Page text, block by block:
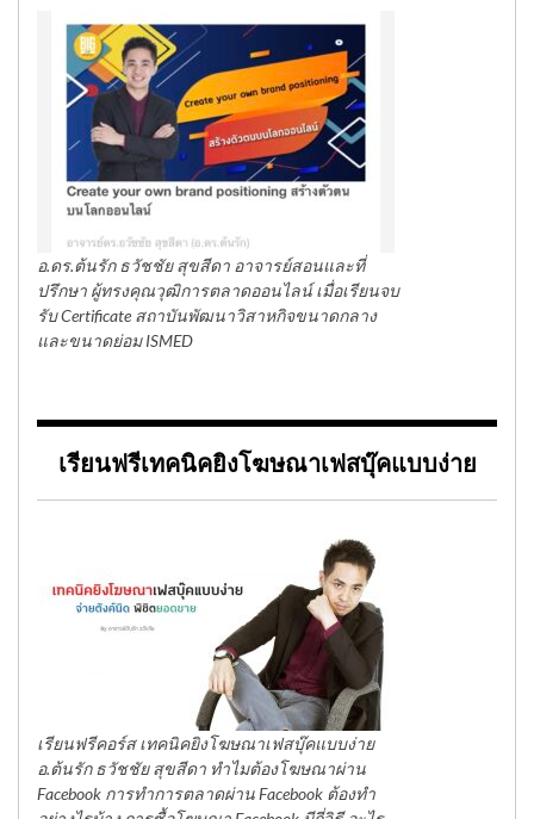
อ.ดร.ต้นรัก ธวัชชัย สุขสีดา อาจารย์สอนและที่
ปรึกษา ผู้ทรงคุณวุฒิการตลาดออนไลน์ เมื่อเรียนจบ
รับ Certificate สถาบันพัฒนาวิสาหกิจขนาดกลาง
และขนาดย่อม ISMED
เรียนฟรีเทคนิคยิงโฆษณาเฟสบุ๊คแบบง่าย
เรียนฟรีคอร์ส เทคนิคยิงโฆษณาเฟสบุ๊คแบบง่าย
อ.ต้นรัก ธวัชชัย สุขสีดา ทำไมต้องโฆษณาผ่าน
Facebook การทำการตลาดผ่าน Facebook ต้องทำ